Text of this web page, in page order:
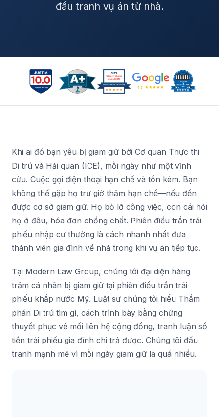
đấu tranh vụ án từ nhà.
Khi ai đó bạn yêu bị giam giữ bởi Cơ quan Thực thi
Di trú và Hải quan (ICE), mỗi ngày như một vĩnh
cửu. Cuộc gọi điện thoại hạn chế và tốn kém. Bạn
không thể gặp họ trừ giờ thăm hạn chế—nếu đến
được cơ sở giam giữ. Họ bỏ lỡ công việc, con cái hỏi
họ ở đâu, hóa đơn chồng chất. Phiên điều trần trái
phiếu nhập cư thường là cách nhanh nhất đưa
thành viên gia đình về nhà trong khi vụ án tiếp tục.
Tại Modern Law Group, chúng tôi đại diện hàng
trăm cá nhân bị giam giữ tại phiên điều trần trái
phiếu khắp nước Mỹ. Luật sư chúng tôi hiểu Thẩm
phán Di trú tìm gì, cách trình bày bằng chứng
thuyết phục về mối liên hệ cộng đồng, tranh luận số
tiền trái phiếu gia đình chi trả được. Chúng tôi đấu
tranh mạnh mẽ vì mỗi ngày giam giữ là quá nhiều.